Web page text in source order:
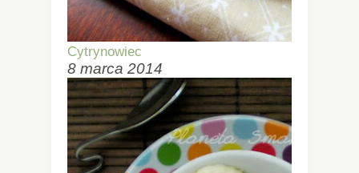
Cytrynowiec
8 marca 2014